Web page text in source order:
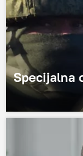
Specijalna